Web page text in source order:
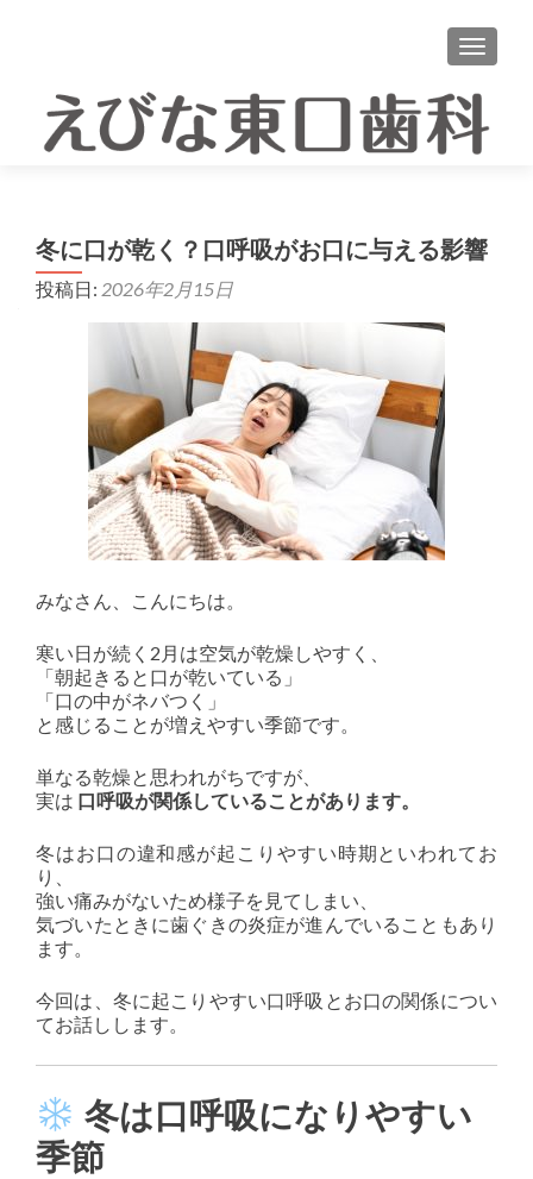
ナビゲ
冬に口が乾く？口呼吸がお口に与える影響
投稿日: 2026年2月15日
みなさん、こんにちは。
寒い日が続く2月は空気が乾燥しやすく、
「朝起きると口が乾いている」
「口の中がネバつく」
と感じることが増えやすい季節です。
単なる乾燥と思われがちですが、
実は 口呼吸が関係していることがあります。
冬はお口の違和感が起こりやすい時期といわれてお
り、
強い痛みがないため様子を見てしまい、
気づいたときに歯ぐきの炎症が進んでいることもあり
ます。
今回は、冬に起こりやすい口呼吸とお口の関係につい
てお話しします。
冬は口呼吸になりやすい
季節